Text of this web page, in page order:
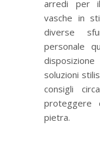
arredi per
vasche in
diverse
personale
soluzioni
consigli
proteggere
pietra.